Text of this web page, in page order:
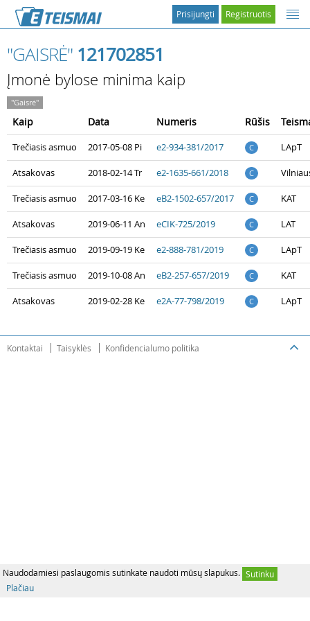
Naudodamiesi paslaugomis sutinkate naudoti mūsų slapukus. Sutinku
Plačiau
Registruotis
Prisijungti
"GAISRĖ" 121702851
Įmonė bylose minima kaip
"Gaisrė"
Kaip Data Numeris Rūšis
Trečiasis asmuo 2017-05-08 Pi e2-934-381/2017 C LApT
Atsakovas 2018-02-14 Tr e2-1635-661/2018 C
Trečiasis asmuo 2017-03-16 Ke eB2-1502-657/2017 C KAT
Atsakovas 2019-06-11 An eCIK-725/2019 C LAT
Trečiasis asmuo 2019-09-19 Ke e2-888-781/2019 C LApT
Trečiasis asmuo 2019-10-08 An eB2-257-657/2019 C KAT
Atsakovas 2019-02-28 Ke e2A-77-798/2019 C LApT
Kontaktai Taisyklės Konfidencialumo politika